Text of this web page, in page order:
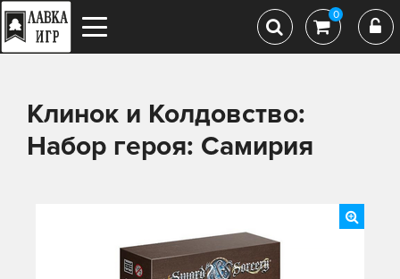
0
Клинок и Колдовство:
Набор героя: Самирия